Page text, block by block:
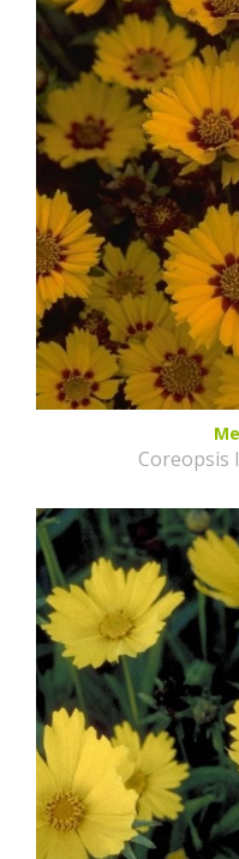
Coreopsis